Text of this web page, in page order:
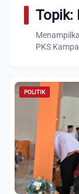
Topik:
PKS
POLITIK